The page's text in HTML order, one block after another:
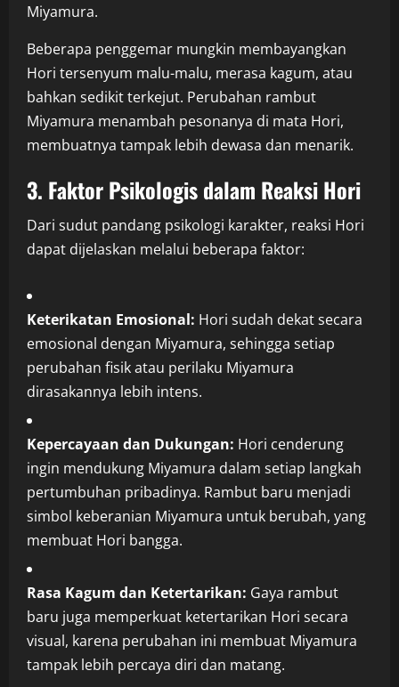
Miyamura.
Beberapa penggemar mungkin membayangkan
Hori tersenyum malu-malu, merasa kagum, atau
bahkan sedikit terkejut. Perubahan rambut
Miyamura menambah pesonanya di mata Hori,
membuatnya tampak lebih dewasa dan menarik.
3. Faktor Psikologis dalam Reaksi Hori
Dari sudut pandang psikologi karakter, reaksi Hori
dapat dijelaskan melalui beberapa faktor:
Keterikatan Emosional: Hori sudah dekat secara
emosional dengan Miyamura, sehingga setiap
perubahan fisik atau perilaku Miyamura
dirasakannya lebih intens.
Kepercayaan dan Dukungan: Hori cenderung
ingin mendukung Miyamura dalam setiap langkah
pertumbuhan pribadinya. Rambut baru menjadi
simbol keberanian Miyamura untuk berubah, yang
membuat Hori bangga.
Rasa Kagum dan Ketertarikan: Gaya rambut
baru juga memperkuat ketertarikan Hori secara
visual, karena perubahan ini membuat Miyamura
tampak lebih percaya diri dan matang.